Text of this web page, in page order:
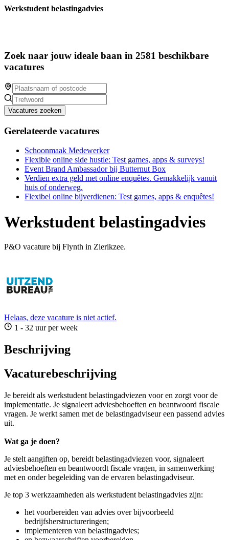
Werkstudent belastingadvies
Zoek naar jouw ideale baan in 2581 beschikbare
vacatures
Vacatures zoeken
Gerelateerde vacatures
Schoonmaak Medewerker
Flexible online side hustle: Test games, apps & surveys!
Event Brand Ambassador bij Butternut Box
Verdien extra geld met online enquêtes. Gemakkelijk vanuit
huis of onderweg.
Flexibel online bijverdienen: Test games, apps & enquêtes!
Werkstudent belastingadvies
P&O vacature bij Flynth in Zierikzee.
Helaas, deze vacature is niet actief.
1 - 32 uur per week
Beschrijving
Vacaturebeschrijving
Je bereidt als werkstudent belastingadviezen voor en zorgt voor de
implementatie. Je signaleert adviesbehoeften en beantwoord fiscale
vragen. Je werkt samen met de belastingadviseur een passend advies
uit.
Wat ga je doen?
Je stelt aangiften op, bereidt belastingadviezen voor, signaleert
adviesbehoeften en beantwoordt fiscale vragen, in samenwerking
met en onder begeleiding van de ervaren belastingadviseur.
Je top 3 werkzaamheden als werkstudent belastingadvies zijn:
het voorbereiden van advies over bijvoorbeeld
bedrijfsherstructureringen;
implementeren van belastingadvies;